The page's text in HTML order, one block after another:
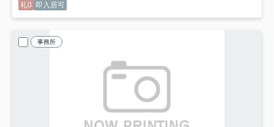
礼0 即入居可
事務所